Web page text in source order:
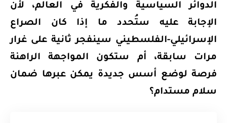
الدوائر السياسية والفكرية في العالم، لأن
الإجابة عليه ستُحدد ما إذا كان الصراع
الإسرائيلي-الفلسطيني سينفجر ثانية على غرار
مرات سابقة، أم ستكون المواجهة الراهنة
فرصة لوضع أسس جديدة يمكن عبرها ضمان
سلام مستدام؟